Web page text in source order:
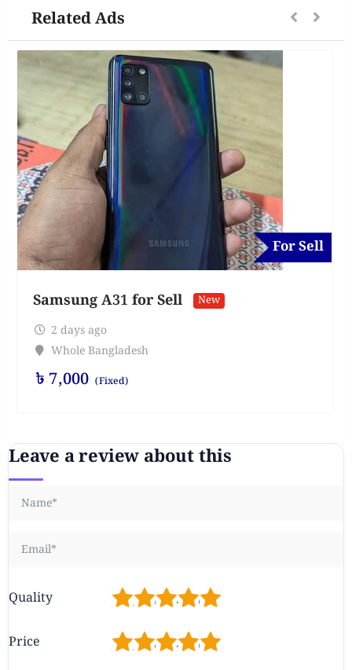
Related Ads
For Sell
Samsung A31 for Sell New
2 days ago
Whole Bangladesh
৳ 7,000 (Fixed)
Leave a review about this
Quality 5
4
3
2
Price 5
4
3
2